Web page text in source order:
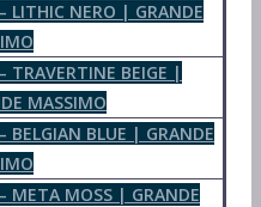
LITHIC NERO | GRANDE
TRAVERTINE BEIGE |
MASSIMO
BELGIAN BLUE | GRANDE
META MOSS | GRANDE